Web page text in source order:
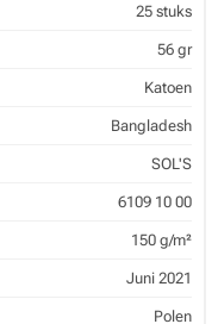
25 stuks
56 gr
Katoen
Bangladesh
SOL'S
6109 10 00
150 g/m²
Juni 2021
Polen